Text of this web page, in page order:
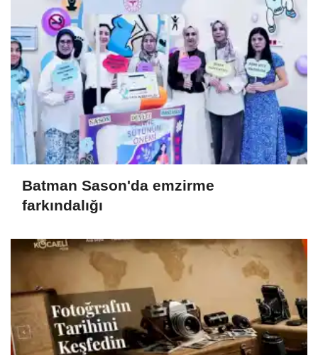
Batman Sason'da emzirme
farkındalığı